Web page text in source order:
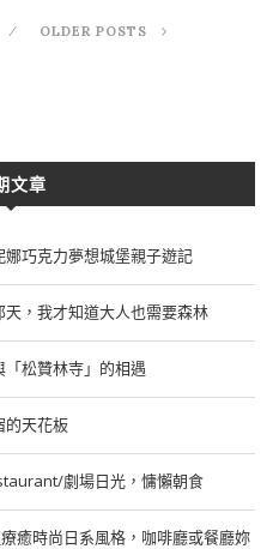
OLDER POSTS
文章
娜巧克力夢想城堡親子遊記
，我才知道大人也需要森林
松贊林寺」的相遇
的天花板
劇場日光，慵懶朝食
癒時尚日系風格，咖啡廳或餐廳妳